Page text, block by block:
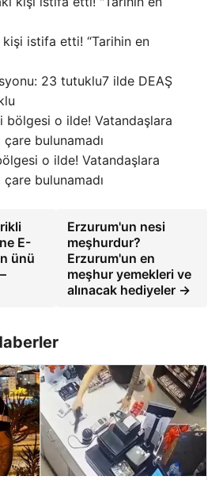
kişi istifa etti! “Tarihin en
7 ilde DEAŞ
o ilde! Vatandaşlara
çare bulunamadı
E-
ünü
Erzurum'un nesi
meşhurdur?
Erzurum'un en
meşhur yemekleri ve
alınacak hediyeler →